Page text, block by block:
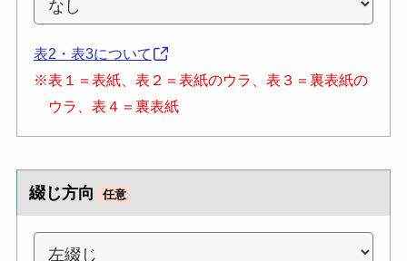
表2・表3について
※表１＝表紙、表２＝表紙のウラ、表３＝裏表紙の
ウラ、表４＝裏表紙
綴じ方向 任意